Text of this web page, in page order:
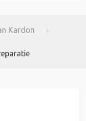
Kardon